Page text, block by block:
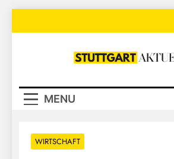
Stuttgart
MENU
WIRTSCHAFT